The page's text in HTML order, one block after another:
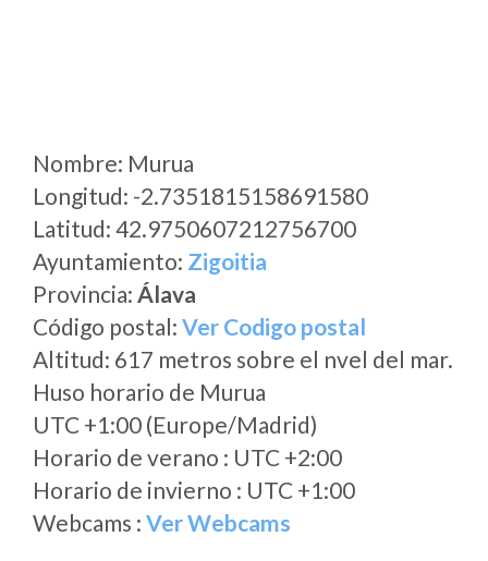
Nombre: Murua
Longitud: -2.7351815158691580
Latitud: 42.9750607212756700
Ayuntamiento: Zigoitia
Provincia: Álava
Código postal: Ver Codigo postal
Altitud: 617 metros sobre el nvel del mar.
Huso horario de Murua
UTC +1:00 (Europe/Madrid)
Horario de verano : UTC +2:00
Horario de invierno : UTC +1:00
Webcams : Ver Webcams